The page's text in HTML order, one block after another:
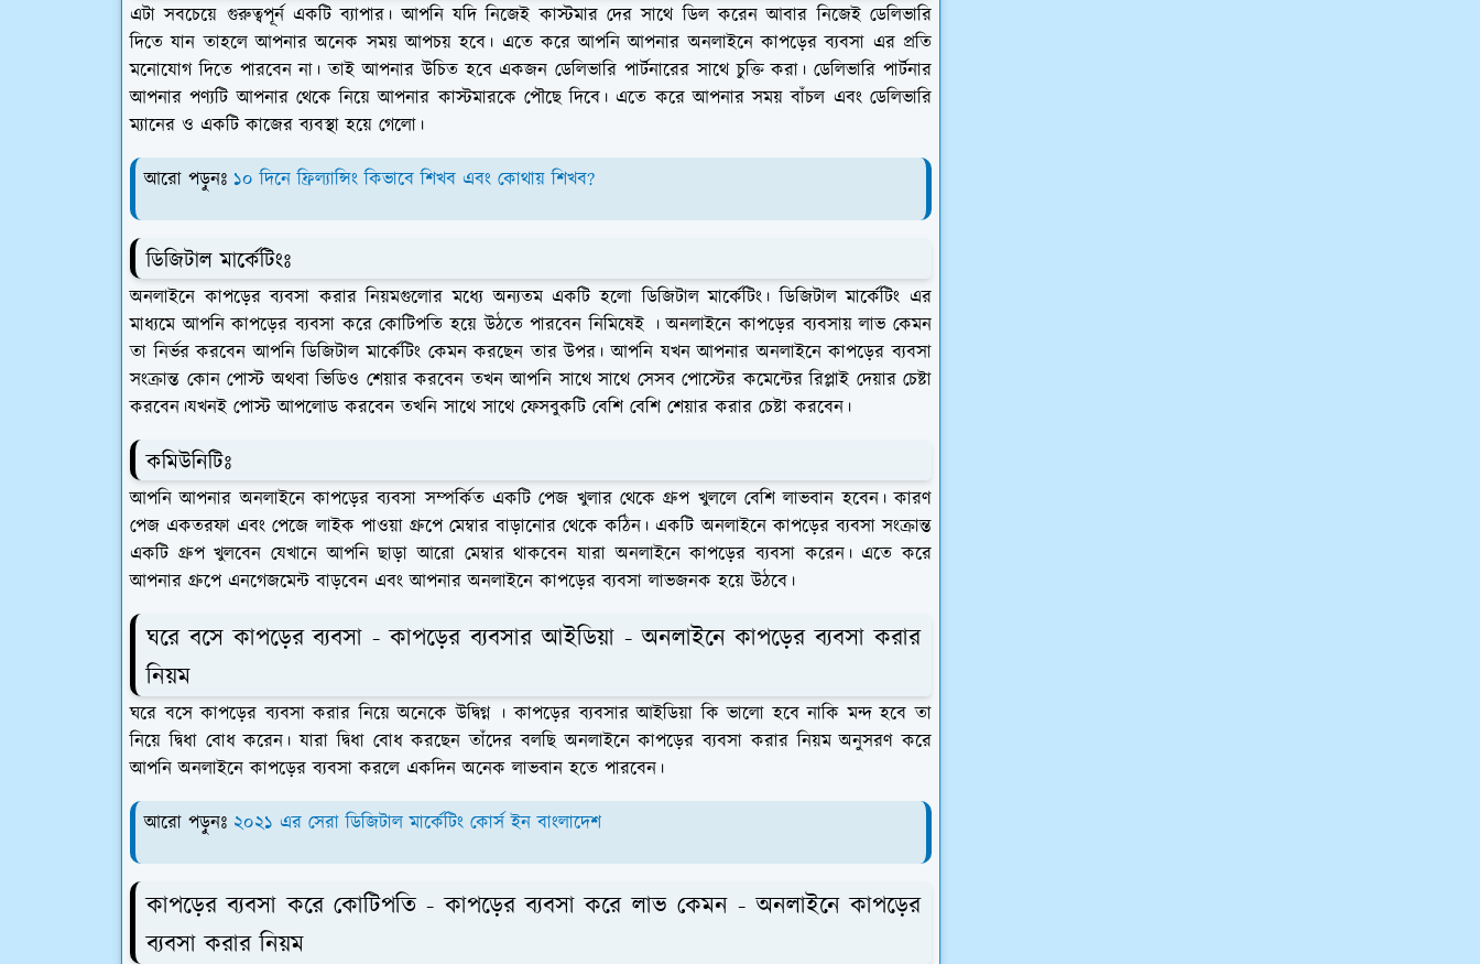
এটা সবচেয়ে গুরুত্বপূর্ন একটি ব্যাপার। আপনি যদি নিজেই কাস্টমার দের সাথে ডিল করেন আবার নিজেই ডেলিভারি
দিতে যান তাহলে আপনার অনেক সময় আপচয় হবে। এতে করে আপনি আপনার অনলাইনে কাপড়ের ব্যবসা এর প্রতি
মনোযোগ দিতে পারবেন না। তাই আপনার উচিত হবে একজন ডেলিভারি পার্টনারের সাথে চুক্তি করা। ডেলিভারি পার্টনার
আপনার পণ্যটি আপনার থেকে নিয়ে আপনার কাস্টমারকে পৌছে দিবে। এতে করে আপনার সময় বাঁচল এবং ডেলিভারি
ম্যানের ও একটি কাজের ব্যবস্থা হয়ে গেলো।
আরো পড়ুনঃ ১০ দিনে ফ্রিল্যান্সিং কিভাবে শিখব এবং কোথায় শিখব?
ডিজিটাল মার্কেটিংঃ
অনলাইনে কাপড়ের ব্যবসা করার নিয়মগুলোর মধ্যে অন্যতম একটি হলো ডিজিটাল মার্কেটিং। ডিজিটাল মার্কেটিং এর
মাধ্যমে আপনি কাপড়ের ব্যবসা করে কোটিপতি হয়ে উঠতে পারবেন নিমিষেই । অনলাইনে কাপড়ের ব্যবসায় লাভ কেমন
তা নির্ভর করবেন আপনি ডিজিটাল মার্কেটিং কেমন করছেন তার উপর। আপনি যখন আপনার অনলাইনে কাপড়ের ব্যবসা
সংক্রান্ত কোন পোস্ট অথবা ভিডিও শেয়ার করবেন তখন আপনি সাথে সাথে সেসব পোস্টের কমেন্টের রিপ্লাই দেয়ার চেষ্টা
করবেন।যখনই পোস্ট আপলোড করবেন তখনি সাথে সাথে ফেসবুকটি বেশি বেশি শেয়ার করার চেষ্টা করবেন।
কমিউনিটিঃ
আপনি আপনার অনলাইনে কাপড়ের ব্যবসা সম্পর্কিত একটি পেজ খুলার থেকে গ্রুপ খুললে বেশি লাভবান হবেন। কারণ
পেজ একতরফা এবং পেজে লাইক পাওয়া গ্রুপে মেম্বার বাড়ানোর থেকে কঠিন। একটি অনলাইনে কাপড়ের ব্যবসা সংক্রান্ত
একটি গ্রুপ খুলবেন যেখানে আপনি ছাড়া আরো মেম্বার থাকবেন যারা অনলাইনে কাপড়ের ব্যবসা করেন। এতে করে
আপনার গ্রুপে এনগেজমেন্ট বাড়বেন এবং আপনার অনলাইনে কাপড়ের ব্যবসা লাভজনক হয়ে উঠবে।
ঘরে বসে কাপড়ের ব্যবসা - কাপড়ের ব্যবসার আইডিয়া - অনলাইনে কাপড়ের ব্যবসা করার
নিয়ম
ঘরে বসে কাপড়ের ব্যবসা করার নিয়ে অনেকে উদ্বিগ্ন । কাপড়ের ব্যবসার আইডিয়া কি ভালো হবে নাকি মন্দ হবে তা
নিয়ে দ্বিধা বোধ করেন। যারা দ্বিধা বোধ করছেন তাঁদের বলছি অনলাইনে কাপড়ের ব্যবসা করার নিয়ম অনুসরণ করে
আপনি অনলাইনে কাপড়ের ব্যবসা করলে একদিন অনেক লাভবান হতে পারবেন।
আরো পড়ুনঃ ২০২১ এর সেরা ডিজিটাল মার্কেটিং কোর্স ইন বাংলাদেশ
কাপড়ের ব্যবসা করে কোটিপতি - কাপড়ের ব্যবসা করে লাভ কেমন - অনলাইনে কাপড়ের
ব্যবসা করার নিয়ম